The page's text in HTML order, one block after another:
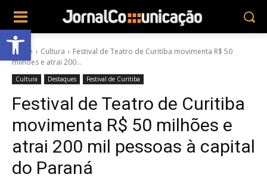
Abrir a barra de ferramentas
Home Cultura
Festival de Teatro de Curitiba movimenta R$ 50
milhões e atrai 200...
Cultura Destaques Festival de Curitiba
Festival de Teatro de Curitiba
movimenta R$ 50 milhões e
atrai 200 mil pessoas à capital
do Paraná